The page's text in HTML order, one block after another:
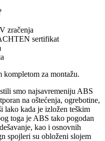
zračenja
sertifikat
kompletom za montažu.
smo najsavremeniju ABS
na oštećenja, ogrebotine,
lako kada je izložen teškim
toga je ABS tako pogodan
kao i osnovnih
spojleri su obloženi slojem